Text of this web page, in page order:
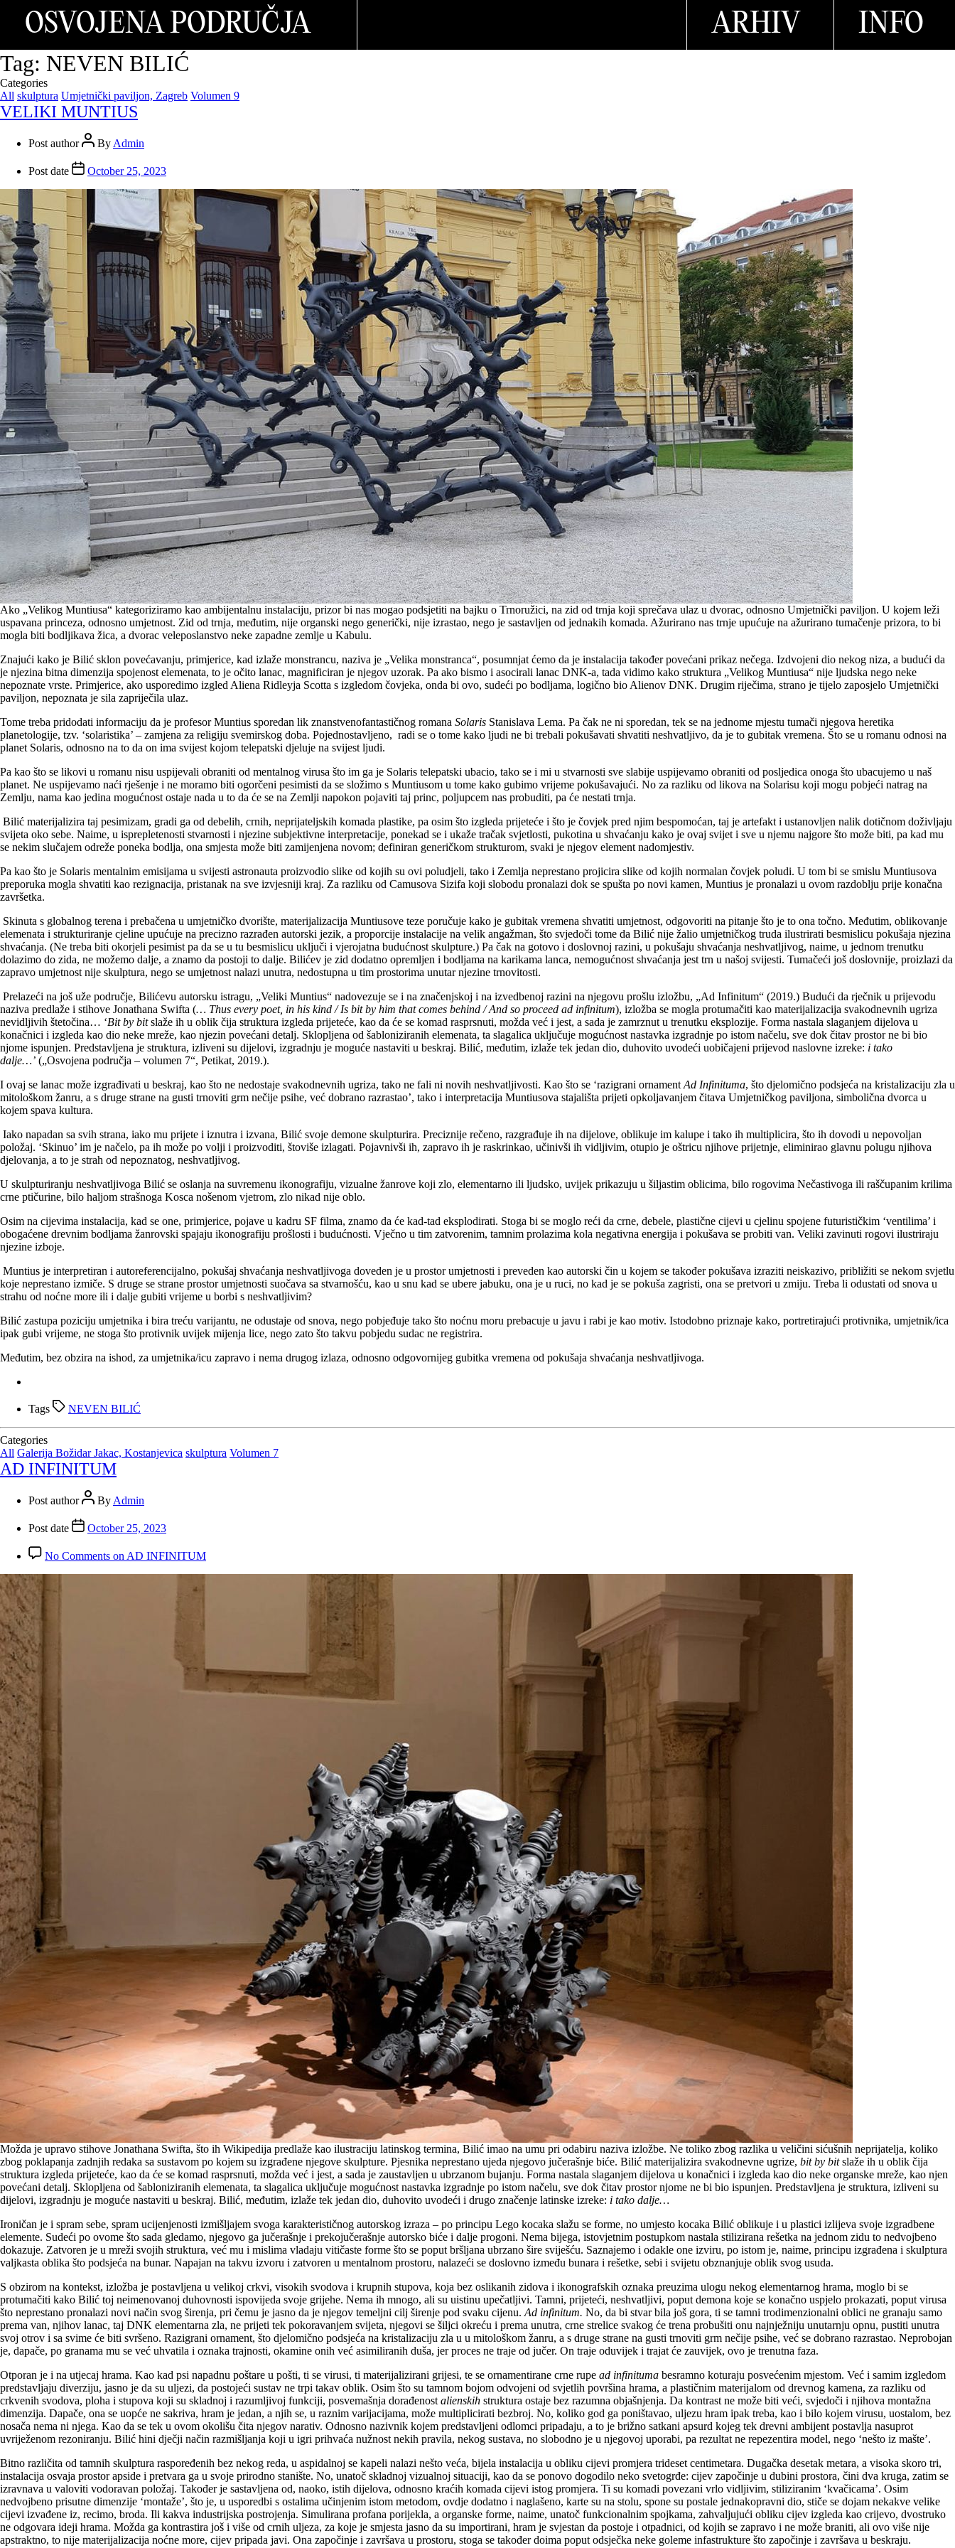
OSVOJENA PODRUČJA ARHIV INFO
Tag: NEVEN BILIĆ
Categories
All skulptura Umjetnički paviljon, Zagreb Volumen 9
VELIKI MUNTIUS
Post author By Admin
Post date October 25, 2023
Ako „Velikog Muntiusa“ kategoriziramo kao ambijentalnu instalaciju, prizor bi nas mogao podsjetiti na bajku o Trnoružici, na zid od trnja koji sprečava ulaz u dvorac, odnosno Umjetnički paviljon. U kojem leži
uspavana princeza, odnosno umjetnost. Zid od trnja, međutim, nije organski nego generički, nije izrastao, nego je sastavljen od jednakih komada. Ažurirano nas trnje upućuje na ažurirano tumačenje prizora, to bi
mogla biti bodljikava žica, a dvorac veleposlanstvo neke zapadne zemlje u Kabulu.
Znajući kako je Bilić sklon povećavanju, primjerice, kad izlaže monstrancu, naziva je „Velika monstranca“, posumnjat ćemo da je instalacija također povećani prikaz nečega. Izdvojeni dio nekog niza, a budući da
je njezina bitna dimenzija spojenost elemenata, to je očito lanac, magnificiran je njegov uzorak. Pa ako bismo i asocirali lanac DNK-a, tada vidimo kako struktura „Velikog Muntiusa“ nije ljudska nego neke
nepoznate vrste. Primjerice, ako usporedimo izgled Aliena Ridleyja Scotta s izgledom čovjeka, onda bi ovo, sudeći po bodljama, logično bio Alienov DNK. Drugim riječima, strano je tijelo zaposjelo Umjetnički
paviljon, nepoznata je sila zapriječila ulaz.
Tome treba pridodati informaciju da je profesor Muntius sporedan lik znanstvenofantastičnog romana Solaris Stanislava Lema. Pa čak ne ni sporedan, tek se na jednome mjestu tumači njegova heretika
planetologije, tzv. ‘solaristika’ – zamjena za religiju svemirskog doba. Pojednostavljeno, radi se o tome kako ljudi ne bi trebali pokušavati shvatiti neshvatljivo, da je to gubitak vremena. Što se u romanu odnosi na
planet Solaris, odnosno na to da on ima svijest kojom telepatski djeluje na svijest ljudi.
Pa kao što se likovi u romanu nisu uspijevali obraniti od mentalnog virusa što im ga je Solaris telepatski ubacio, tako se i mi u stvarnosti sve slabije uspijevamo obraniti od posljedica onoga što ubacujemo u naš
planet. Ne uspijevamo naći rješenje i ne moramo biti ogorčeni pesimisti da se složimo s Muntiusom u tome kako gubimo vrijeme pokušavajući. No za razliku od likova na Solarisu koji mogu pobjeći natrag na
Zemlju, nama kao jedina mogućnost ostaje nada u to da će se na Zemlji napokon pojaviti taj princ, poljupcem nas probuditi, pa će nestati trnja.
Bilić materijalizira taj pesimizam, gradi ga od debelih, crnih, neprijateljskih komada plastike, pa osim što izgleda prijeteće i što je čovjek pred njim bespomoćan, taj je artefakt i ustanovljen nalik dotičnom doživljaju
svijeta oko sebe. Naime, u isprepletenosti stvarnosti i njezine subjektivne interpretacije, ponekad se i ukaže tračak svjetlosti, pukotina u shvaćanju kako je ovaj svijet i sve u njemu najgore što može biti, pa kad mu
se nekim slučajem odreže poneka bodlja, ona smjesta može biti zamijenjena novom; definiran generičkom strukturom, svaki je njegov element nadomjestiv.
Pa kao što je Solaris mentalnim emisijama u svijesti astronauta proizvodio slike od kojih su ovi poludjeli, tako i Zemlja neprestano projicira slike od kojih normalan čovjek poludi. U tom bi se smislu Muntiusova
preporuka mogla shvatiti kao rezignacija, pristanak na sve izvjesniji kraj. Za razliku od Camusova Sizifa koji slobodu pronalazi dok se spušta po novi kamen, Muntius je pronalazi u ovom razdoblju prije konačna
završetka.
Skinuta s globalnog terena i prebačena u umjetničko dvorište, materijalizacija Muntiusove teze poručuje kako je gubitak vremena shvatiti umjetnost, odgovoriti na pitanje što je to ona točno. Međutim, oblikovanje
elemenata i strukturiranje cjeline upućuje na precizno razrađen autorski jezik, a proporcije instalacije na velik angažman, što svjedoči tome da Bilić nije žalio umjetničkog truda ilustrirati besmislicu pokušaja njezina
shvaćanja. (Ne treba biti okorjeli pesimist pa da se u tu besmislicu uključi i vjerojatna budućnost skulpture.) Pa čak na gotovo i doslovnoj razini, u pokušaju shvaćanja neshvatljivog, naime, u jednom trenutku
dolazimo do zida, ne možemo dalje, a znamo da postoji to dalje. Bilićev je zid dodatno opremljen i bodljama na karikama lanca, nemogućnost shvaćanja jest trn u našoj svijesti. Tumačeći još doslovnije, proizlazi da
zapravo umjetnost nije skulptura, nego se umjetnost nalazi unutra, nedostupna u tim prostorima unutar njezine trnovitosti.
Prelazeći na još uže područje, Bilićevu autorsku istragu, „Veliki Muntius“ nadovezuje se i na značenjskoj i na izvedbenoj razini na njegovu prošlu izložbu, „Ad Infinitum“ (2019.) Budući da rječnik u prijevodu
naziva predlaže i stihove Jonathana Swifta (… Thus every poet, in his kind / Is bit by him that comes behind / And so proceed ad infinitum), izložba se mogla protumačiti kao materijalizacija svakodnevnih ugriza
nevidljivih štetočina… ‘Bit by bitslaže ih u oblik čija struktura izgleda prijeteće, kao da će se komad rasprsnuti, možda već i jest, a sada je zamrznut u trenutku eksplozije. Forma nastala slaganjem dijelova u
konačnici i izgleda kao dio neke mreže, kao njezin povećani detalj. Sklopljena od šabloniziranih elemenata, ta slagalica uključuje mogućnost nastavka izgradnje po istom načelu, sve dok čitav prostor ne bi bio
njome ispunjen. Predstavljena je struktura, izliveni su dijelovi, izgradnju je moguće nastaviti u beskraj. Bilić, međutim, izlaže tek jedan dio, duhovito uvodeći uobičajeni prijevod naslovne izreke: i tako
dalje…’ („Osvojena područja – volumen 7“, Petikat, 2019.).
I ovaj se lanac može izgrađivati u beskraj, kao što ne nedostaje svakodnevnih ugriza, tako ne fali ni novih neshvatljivosti. Kao što se ‘razigrani ornament Ad Infinituma, što djelomično podsjeća na kristalizaciju zla u
mitološkom žanru, a s druge strane na gusti trnoviti grm nečije psihe, već dobrano razrastao’, tako i interpretacija Muntiusova stajališta prijeti opkoljavanjem čitava Umjetničkog paviljona, simbolična dvorca u
kojem spava kultura.
Iako napadan sa svih strana, iako mu prijete i iznutra i izvana, Bilić svoje demone skulpturira. Preciznije rečeno, razgrađuje ih na dijelove, oblikuje im kalupe i tako ih multiplicira, što ih dovodi u nepovoljan
položaj. ‘Skinuo’ im je načelo, pa ih može po volji i proizvoditi, štoviše izlagati. Pojavnivši ih, zapravo ih je raskrinkao, učinivši ih vidljivim, otupio je oštricu njihove prijetnje, eliminirao glavnu polugu njihova
djelovanja, a to je strah od nepoznatog, neshvatljivog.
U skulpturiranju neshvatljivoga Bilić se oslanja na suvremenu ikonografiju, vizualne žanrove koji zlo, elementarno ili ljudsko, uvijek prikazuju u šiljastim oblicima, bilo rogovima Nečastivoga ili raščupanim krilima
crne ptičurine, bilo haljom strašnoga Kosca nošenom vjetrom, zlo nikad nije oblo.
Osim na cijevima instalacija, kad se one, primjerice, pojave u kadru SF filma, znamo da će kad-tad eksplodirati. Stoga bi se moglo reći da crne, debele, plastične cijevi u cjelinu spojene futurističkim ‘ventilima’ i
obogaćene drevnim bodljama žanrovski spajaju ikonografiju prošlosti i budućnosti. Vječno u tim zatvorenim, tamnim prolazima kola negativna energija i pokušava se probiti van. Veliki zavinuti rogovi ilustriraju
njezine izboje.
Muntius je interpretiran i autoreferencijalno, pokušaj shvaćanja neshvatljivoga doveden je u prostor umjetnosti i preveden kao autorski čin u kojem se također pokušava izraziti neiskazivo, približiti se nekom svjetlu
koje neprestano izmiče. S druge se strane prostor umjetnosti suočava sa stvarnošću, kao u snu kad se ubere jabuku, ona je u ruci, no kad je se pokuša zagristi, ona se pretvori u zmiju. Treba li odustati od snova u
strahu od noćne more ili i dalje gubiti vrijeme u borbi s neshvatljivim?
Bilić zastupa poziciju umjetnika i bira treću varijantu, ne odustaje od snova, nego pobjeđuje tako što noćnu moru prebacuje u javu i rabi je kao motiv. Istodobno priznaje kako, portretirajući protivnika, umjetnik/ica
ipak gubi vrijeme, ne stoga što protivnik uvijek mijenja lice, nego zato što takvu pobjedu sudac ne registrira.
Međutim, bez obzira na ishod, za umjetnika/icu zapravo i nema drugog izlaza, odnosno odgovornijeg gubitka vremena od pokušaja shvaćanja neshvatljivoga.
Tags NEVEN BILIĆ
Categories
All Galerija Božidar Jakac, Kostanjevica skulptura Volumen 7
AD INFINITUM
Post author By Admin
Post date October 25, 2023
No Comments on AD INFINITUM
Možda je upravo stihove Jonathana Swifta, što ih Wikipedija predlaže kao ilustraciju latinskog termina, Bilić imao na umu pri odabiru naziva izložbe. Ne toliko zbog razlika u veličini sićušnih neprijatelja, koliko
zbog poklapanja zadnjih redaka sa sustavom po kojem su izgrađene njegove skulpture. Pjesnika neprestano ujeda njegovo jučerašnje biće. Bilić materijalizira svakodnevne ugrize, bit by bitslaže ih u oblik čija
struktura izgleda prijeteće, kao da će se komad rasprsnuti, možda već i jest, a sada je zaustavljen u ubrzanom bujanju. Forma nastala slaganjem dijelova u konačnici i izgleda kao dio neke organske mreže, kao njen
povećani detalj. Sklopljena od šabloniziranih elemenata, ta slagalica uključuje mogućnost nastavka izgradnje po istom načelu, sve dok čitav prostor njome ne bi bio ispunjen. Predstavljena je struktura, izliveni su
dijelovi, izgradnju je moguće nastaviti u beskraj. Bilić, međutim, izlaže tek jedan dio, duhovito uvodeći i drugo značenje latinske izreke: i tako dalje…
Ironičan je i spram sebe, spram ucijenjenosti izmišljajem svoga karakterističnog autorskog izraza – po principu Lego kocaka slažu se forme, no umjesto kocaka Bilić oblikuje i u plastici izlijeva svoje izgradbene
elemente. Sudeći po ovome što sada gledamo, njegovo ga jučerašnje i prekojučerašnje autorsko biće i dalje progoni. Nema bijega, istovjetnim postupkom nastala stilizirana rešetka na jednom zidu to nedvojbeno
dokazuje. Zatvoren je u mreži svojih struktura, već mu i mislima vladaju vitičaste forme što se poput bršljana ubrzano šire sviješću. Saznajemo i odakle one izviru, po istom je, naime, principu izgrađena i skulptura
valjkasta oblika što podsjeća na bunar. Napajan na takvu izvoru i zatvoren u mentalnom prostoru, nalazeći se doslovno između bunara i rešetke, sebi i svijetu obznanjuje oblik svog usuda.
S obzirom na kontekst, izložba je postavljena u velikoj crkvi, visokih svodova i krupnih stupova, koja bez oslikanih zidova i ikonografskih oznaka preuzima ulogu nekog elementarnog hrama, moglo bi se
protumačiti kako Bilić toj neimenovanoj duhovnosti ispovijeda svoje grijehe. Nema ih mnogo, ali su uistinu upečatljivi. Tamni, prijeteći, neshvatljivi, poput demona koje se konačno uspjelo prokazati, poput virusa
što neprestano pronalazi novi način svog širenja, pri čemu je jasno da je njegov temeljni cilj širenje pod svaku cijenu. Ad infinitum. No, da bi stvar bila još gora, ti se tamni trodimenzionalni oblici ne granaju samo
prema van, njihov lanac, taj DNK elementarna zla, ne prijeti tek pokoravanjem svijeta, njegovi se šiljci okreću i prema unutra, crne strelice svakog će trena probušiti onu najnježniju unutarnju opnu, pustiti unutra
svoj otrov i sa svime će biti svršeno. Razigrani ornament, što djelomično podsjeća na kristalizaciju zla u u mitološkom žanru, a s druge strane na gusti trnoviti grm nečije psihe, već se dobrano razrastao. Neprobojan
je, dapače, po granama mu se već uhvatila i oznaka trajnosti, okamine onih već asimiliranih duša, jer proces ne traje od jučer. On traje oduvijek i trajat će zauvijek, ovo je trenutna faza.
Otporan je i na utjecaj hrama. Kao kad psi napadnu poštare u pošti, ti se virusi, ti materijalizirani grijesi, te se ornamentirane crne rupe ad infinituma besramno koturaju posvećenim mjestom. Već i samim izgledom
predstavljaju diverziju, jasno je da su uljezi, da postojeći sustav ne trpi takav oblik. Osim što su tamnom bojom odvojeni od svjetlih površina hrama, a plastičnim materijalom od drevnog kamena, za razliku od
crkvenih svodova, ploha i stupova koji su skladnoj i razumljivoj funkciji, posvemašnja dorađenost alienskih struktura ostaje bez razumna objašnjenja. Da kontrast ne može biti veći, svjedoči i njihova montažna
dimenzija. Dapače, ona se uopće ne sakriva, hram je jedan, a njih se, u raznim varijacijama, može multiplicirati bezbroj. No, koliko god ga poništavao, uljezu hram ipak treba, kao i bilo kojem virusu, uostalom, bez
nosača nema ni njega. Kao da se tek u ovom okolišu čita njegov narativ. Odnosno nazivnik kojem predstavljeni odlomci pripadaju, a to je brižno satkani apsurd kojeg tek drevni ambijent postavlja nasuprot
uvriježenom rezoniranju. Bilić hini dječji način razmišljanja koji u igri prihvaća nužnost nekih pravila, nekog sustava, no slobodno je u njegovoj uporabi, pa rezultat ne repezentira model, nego ‘nešto iz mašte’.
Bitno različita od tamnih skulptura raspoređenih bez nekog reda, u aspidalnoj se kapeli nalazi nešto veća, bijela instalacija u obliku cijevi promjera trideset centimetara. Dugačka desetak metara, a visoka skoro tri,
instalacija osvaja prostor apside i pretvara ga u svoje prirodno stanište. No, unatoč skladnoj vizualnoj situaciji, kao da se ponovo dogodilo neko svetogrđe: cijev započinje u dubini prostora, čini dva kruga, zatim se
izravnava u valoviti vodoravan položaj. Također je sastavljena od, naoko, istih dijelova, odnosno kraćih komada cijevi istog promjera. Ti su komadi povezani vrlo vidljivim, stiliziranim ‘kvačicama’. Osim
nedvojbeno prisutne dimenzije ‘montaže’, što je, u usporedbi s ostalima učinjenim istom metodom, ovdje dodatno i naglašeno, karte su na stolu, spone su postale jednakopravni dio, stiče se dojam nekakve velike
cijevi izvađene iz, recimo, broda. Ili kakva industrijska postrojenja. Simulirana profana porijekla, a organske forme, naime, unatoč funkcionalnim spojkama, zahvaljujući obliku cijev izgleda kao crijevo, dvostruko
ne odgovara ideji hrama. Možda ga kontrastira još i više od crnih uljeza, za koje je smjesta jasno da su importirani, hram je svjestan da postoje i otpadnici, od kojih se zapravo i ne može braniti, ali ovo više nije
apstraktno, to nije materijalizacija noćne more, cijev pripada javi. Ona započinje i završava u prostoru, stoga se također doima poput odsječka neke goleme infastrukture što započinje i završava u beskraju.